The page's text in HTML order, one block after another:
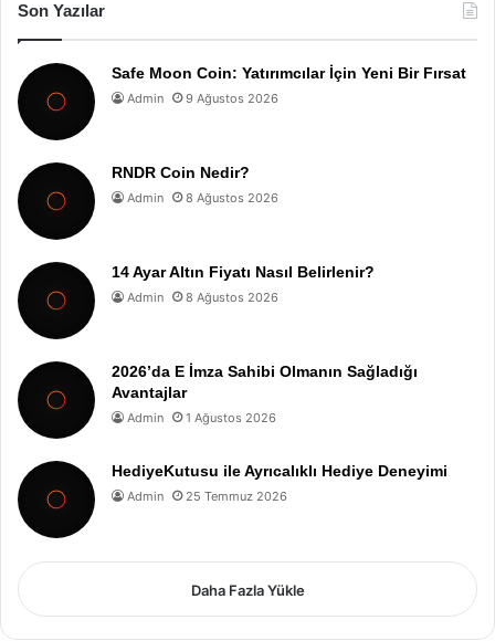
Son Yazılar
Safe Moon Coin: Yatırımcılar İçin Yeni Bir Fırsat
Admin 9 Ağustos 2026
RNDR Coin Nedir?
Admin 8 Ağustos 2026
14 Ayar Altın Fiyatı Nasıl Belirlenir?
Admin 8 Ağustos 2026
2026’da E İmza Sahibi Olmanın Sağladığı
Avantajlar
Admin 1 Ağustos 2026
HediyeKutusu ile Ayrıcalıklı Hediye Deneyimi
Admin 25 Temmuz 2026
Daha Fazla Yükle